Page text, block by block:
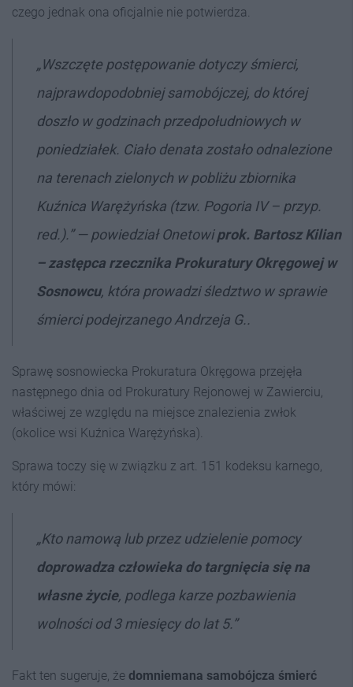
czego jednak ona oficjalnie nie potwierdza.
„Wszczęte postępowanie dotyczy śmierci,
najprawdopodobniej samobójczej, do której
doszło w godzinach przedpołudniowych w
poniedziałek. Ciało denata zostało odnalezione
na terenach zielonych w pobliżu zbiornika
Kuźnica Warężyńska (tzw. Pogoria IV – przyp.
red.).” — powiedział Onetowiprok. Bartosz Kilian
–zastępca rzecznika Prokuratury Okręgowej w
Sosnowcu, która prowadzi śledztwo w sprawie
śmierci podejrzanego Andrzeja G..
Sprawę sosnowiecka Prokuratura Okręgowa przejęła
następnego dnia od Prokuratury Rejonowej w Zawierciu,
właściwej ze względu na miejsce znalezienia zwłok
(okolice wsi Kuźnica Warężyńska).
Sprawa toczy się w związku z art. 151 kodeksu karnego,
który mówi:
„Kto namową lub przez udzielenie pomocy
doprowadza człowieka do targnięcia się na
własne życie, podlega karze pozbawienia
wolności od 3 miesięcy do lat 5.”
Fakt ten sugeruje, że domniemana samobójcza śmierć